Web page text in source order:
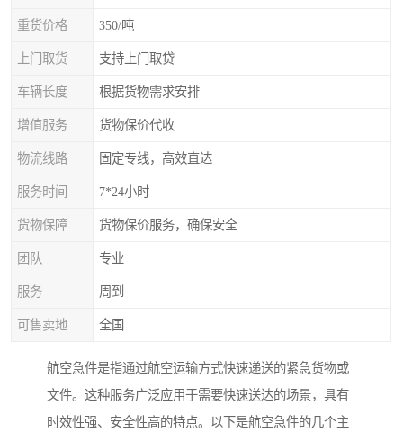
重货价格 350/吨
上门取货 支持上门取贷
车辆长度 根据货物需求安排
增值服务 货物保价代收
物流线路 固定专线，高效直达
服务时间 7*24小时
货物保障 货物保价服务，确保安全
团队 专业
服务 周到
可售卖地 全国
航空急件是指通过航空运输方式快速递送的紧急货物或
文件。这种服务广泛应用于需要快速送达的场景，具有
时效性强、安全性高的特点。以下是航空急件的几个主